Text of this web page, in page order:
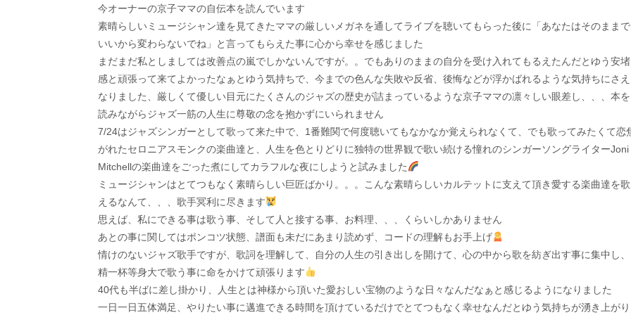
今オーナーの京子ママの自伝本を読んでいます
素晴らしいミュージシャン達を見てきたママの厳しいメガネを通してライブを聴いてもらった後に「あなたはそのままで
いいから変わらないでね」と言ってもらえた事に心から幸せを感じました
まだまだ私としましては改善点の嵐でしかないんですが。。でもありのままの自分を受け入れてもるえたんだとゆう安堵
感と頑張って来てよかったなぁとゆう気持ちで、今までの色んな失敗や反省、後悔などが浮かばれるような気持ちにさえ
なりました、厳しくて優しい目元にたくさんのジャズの歴史が詰まっているような京子ママの凛々しい眼差し、、、本を
読みながらジャズ一筋の人生に尊敬の念を抱かずにいられません
7/24はジャズシンガーとして歌って来た中で、1番難関で何度聴いてもなかなか覚えられなくて、でも歌ってみたくて恋
がれたセロニアスモンクの楽曲達と、人生を色とりどりに独特の世界観で歌い続ける憧れのシンガーソングライターJoni
Mitchellの楽曲達をごった煮にしてカラフルな夜にしようと試みました
ミュージシャンはとてつもなく素晴らしい巨匠ばかり。。。こんな素晴らしいカルテットに支えて頂き愛する楽曲達を歌
えるなんて、、、歌手冥利に尽きます
思えば、私にできる事は歌う事、そして人と接する事、お料理、、、くらいしかありません
あとの事に関してはポンコツ状態、譜面も未だにあまり読めず、コードの理解もお手上げ
情けのないジャズ歌手ですが、歌詞を理解して、自分の人生の引き出しを開けて、心の中から歌を紡ぎ出す事に集中し、
精一杯等身大で歌う事に命をかけて頑張ります
40代も半ばに差し掛かり、人生とは神様から頂いた愛おしい宝物のような日々なんだなぁと感じるようになりました
一日一日五体満足、やりたい事に邁進できる時間を頂けているだけでとてつもなく幸せなんだとゆう気持ちが湧き上がり